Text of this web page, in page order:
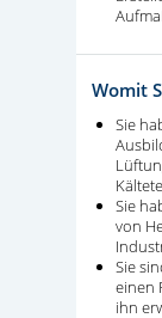
Womit
Sie
Sie
von
Sie
einen
ihn